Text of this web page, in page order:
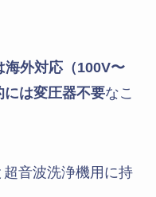
海外対応（100V〜
は変圧器不要なこ
音波洗浄機用に持